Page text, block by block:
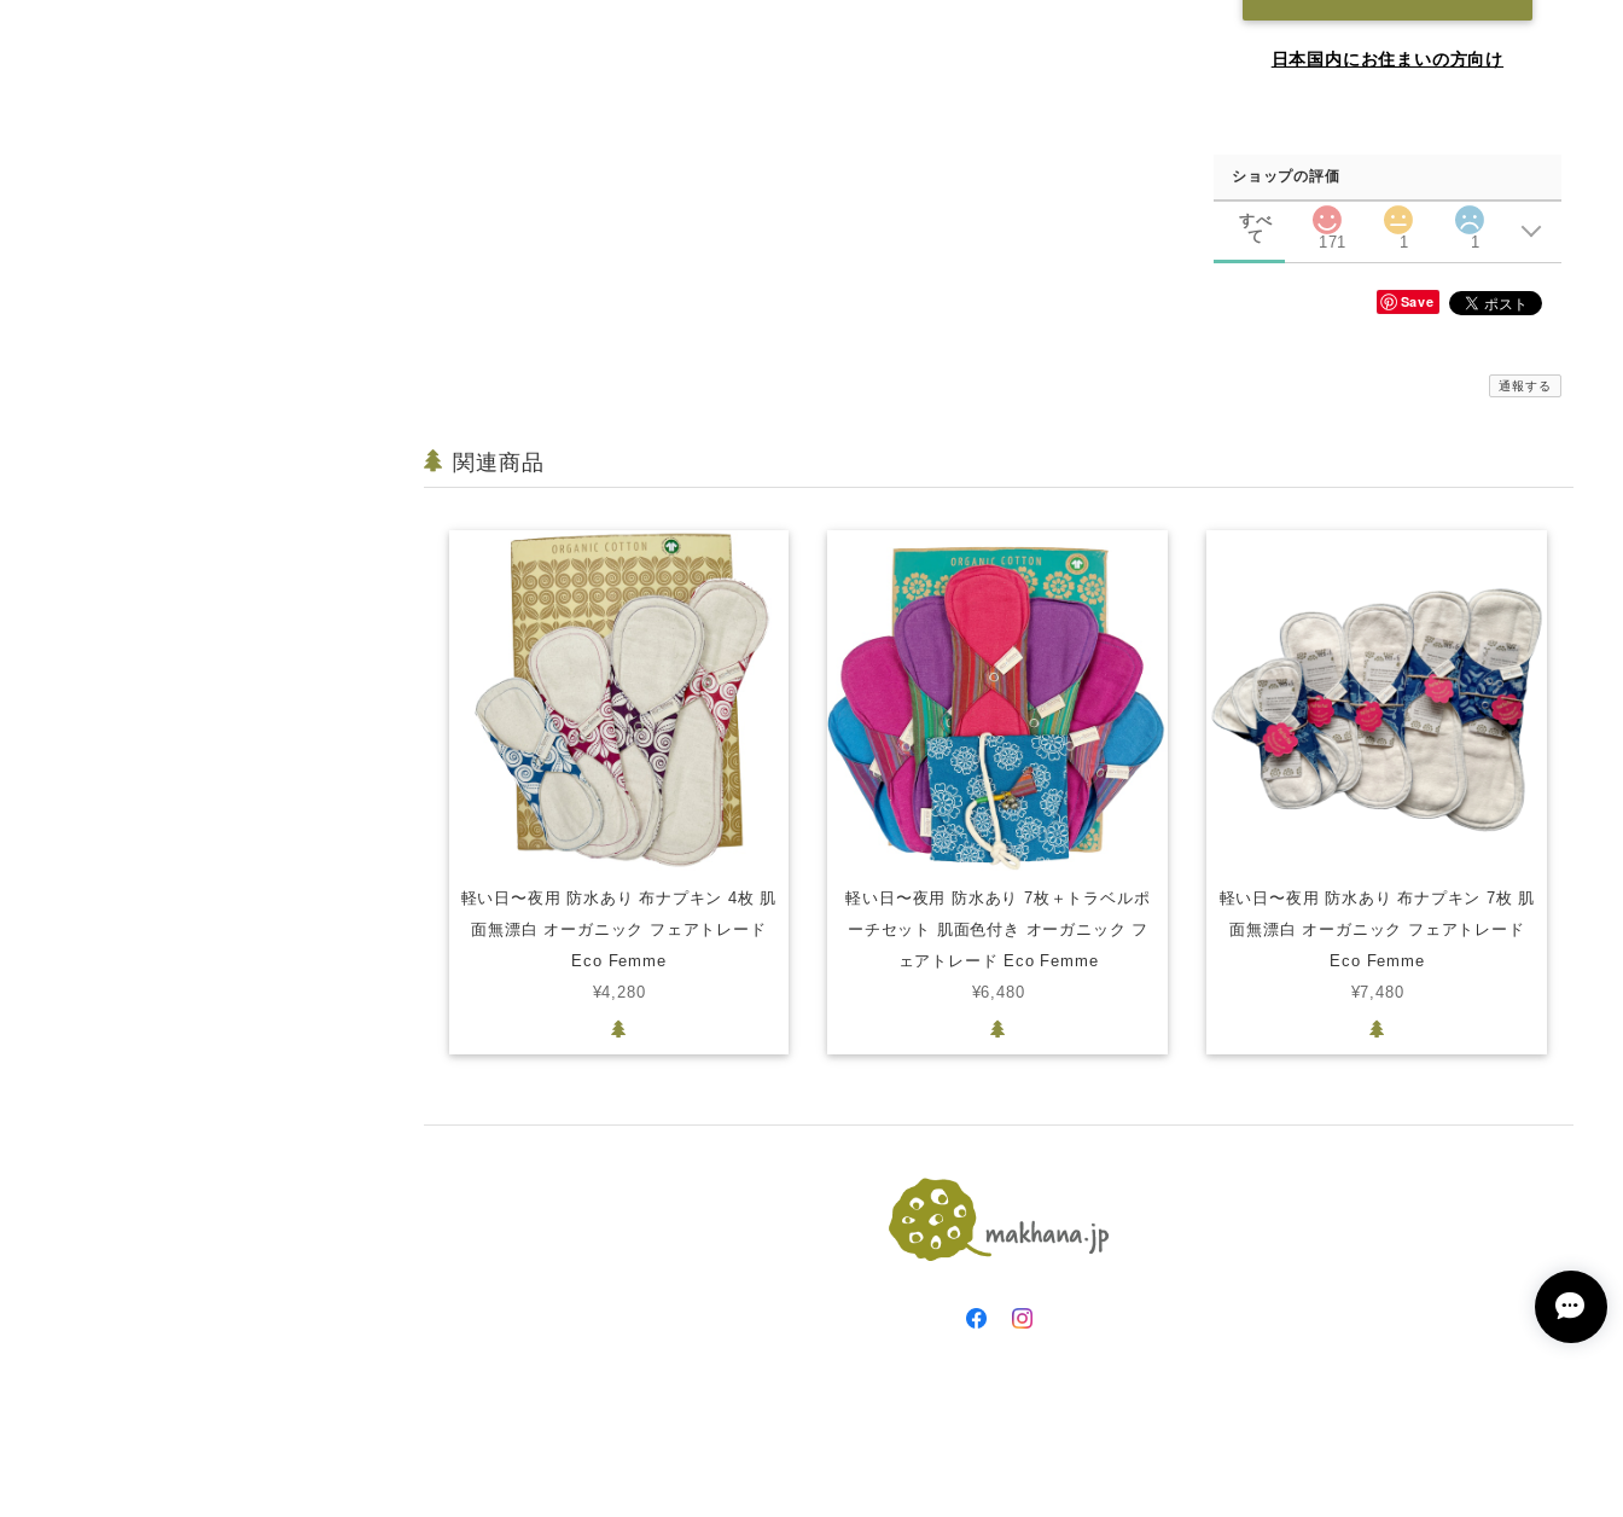
日本国内にお住まいの方向け
ショップの評価
すべ
て
171 1 1
Save
通報する
関連商品
軽い日〜夜用 防水あり 布ナプキン 4枚 肌
面無漂白 オーガニック フェアトレード
Eco Femme
¥4,280
軽い日〜夜用 防水あり 7枚＋トラベルポ
ーチセット 肌面色付き オーガニック フ
ェアトレード Eco Femme
¥6,480
軽い日〜夜用 防水あり 布ナプキン 7枚 肌
面無漂白 オーガニック フェアトレード
Eco Femme
¥7,480